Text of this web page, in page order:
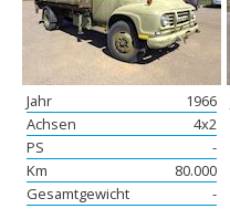
Jahr
1966
Achsen
4x2
PS
-
Km
80.000
Gesamtgewicht
-